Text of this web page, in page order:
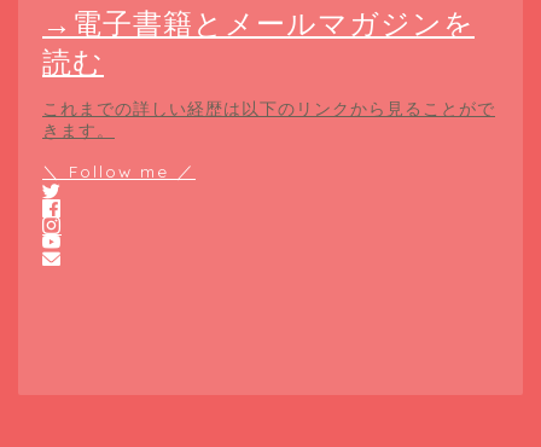
→電子書籍とメールマガジンを
読む
これまでの詳しい経歴は以下のリンクから見ることがで
きます。
＼ Follow me ／